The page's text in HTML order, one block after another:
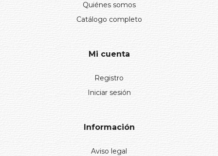
Quiénes somos
Catálogo completo
Mi cuenta
Registro
Iniciar sesión
Información
Aviso legal